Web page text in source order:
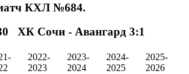
КХЛ №684.
ХК Сочи - Авангард 3:1
2022-
2023
2023-
2024
2024-
2025
2025-
2026